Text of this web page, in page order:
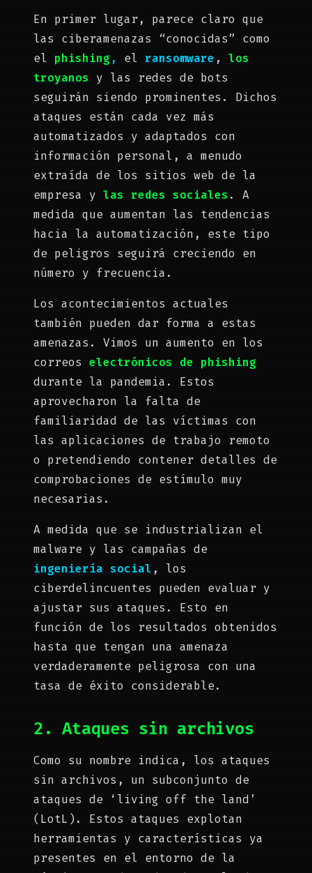
En primer lugar, parece claro que
las ciberamenazas “conocidas” como
el phishing , el ransomware ,
los
troyanos y las redes de bots
seguirán siendo prominentes. Dichos
ataques están cada vez más
automatizados y adaptados con
información personal, a menudo
extraída de los sitios web de la
empresa y las redes sociales . A
medida que aumentan las tendencias
hacia la automatización, este tipo
de peligros seguirá creciendo en
número y frecuencia.
Los acontecimientos actuales
también pueden dar forma a estas
amenazas. Vimos un aumento en los
correos electrónicos de phishing
durante la pandemia. Estos
aprovecharon la falta de
familiaridad de las víctimas con
las aplicaciones de trabajo remoto
o pretendiendo contener detalles de
comprobaciones de estímulo muy
necesarias.
A medida que se industrializan el
malware y las campañas de
ingeniería social , los
ciberdelincuentes pueden evaluar y
ajustar sus ataques. Esto en
función de los resultados obtenidos
hasta que tengan una amenaza
verdaderamente peligrosa con una
tasa de éxito considerable.
2. Ataques sin archivos
Como su nombre indica, los ataques
sin archivos, un subconjunto de
ataques de ‘living off the land’
(LotL). Estos ataques explotan
herramientas y características ya
presentes en el entorno de la